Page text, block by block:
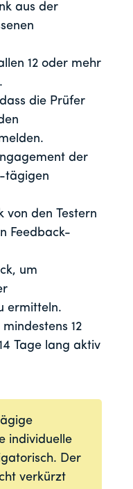
aus der
12 oder mehr
die Prüfer
der
tägigen
von den Testern
Feedback-
um
ermitteln.
12
Tage lang aktiv
individuelle
Der
verkürzt